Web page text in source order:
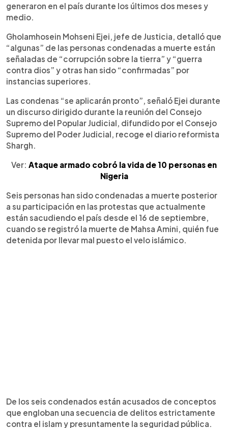
generaron en el país durante los últimos dos meses y
medio.
Gholamhosein Mohseni Ejei, jefe de Justicia, detalló que
“algunas” de las personas condenadas a muerte están
señaladas de “corrupción sobre la tierra” y “guerra
contra dios” y otras han sido “confirmadas” por
instancias superiores.
Las condenas “se aplicarán pronto”, señaló Ejei durante
un discurso dirigido durante la reunión del Consejo
Supremo del Popular Judicial, difundido por el Consejo
Supremo del Poder Judicial, recoge el diario reformista
Shargh.
Ver: Ataque armado cobró la vida de 10 personas en
Nigeria
Seis personas han sido condenadas a muerte posterior
a su participación en las protestas que actualmente
están sacudiendo el país desde el 16 de septiembre,
cuando se registró la muerte de Mahsa Amini, quién fue
detenida por llevar mal puesto el velo islámico.
De los seis condenados están acusados de conceptos
que engloban una secuencia de delitos estrictamente
contra el islam y presuntamente la seguridad pública.